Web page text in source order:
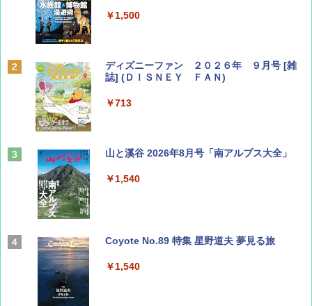
￥1,500
ディズニーファン ２０２６年 ９月号 [雑
誌] (ＤＩＳＮＥＹ ＦＡＮ)
￥713
山と溪谷 2026年8月号「南アルプス大全」
￥1,540
Coyote No.89 特集 星野道夫 夢見る旅
￥1,540